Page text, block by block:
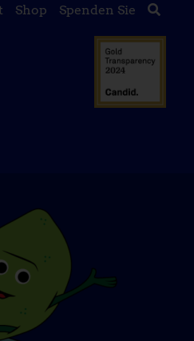
Shop Spenden Sie